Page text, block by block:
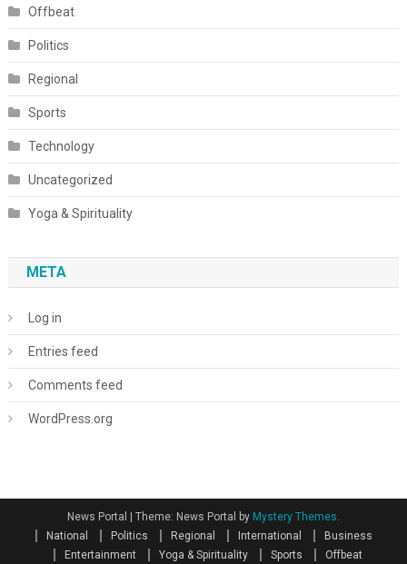
Offbeat
Politics
Regional
Sports
Technology
Uncategorized
Yoga & Spirituality
META
Log in
Entries feed
Comments feed
WordPress.org
News Portal | Theme: News Portal by Mystery Themes.
National
Politics Regional International
Business
Entertainment
Yoga & Spirituality Sports Offbeat